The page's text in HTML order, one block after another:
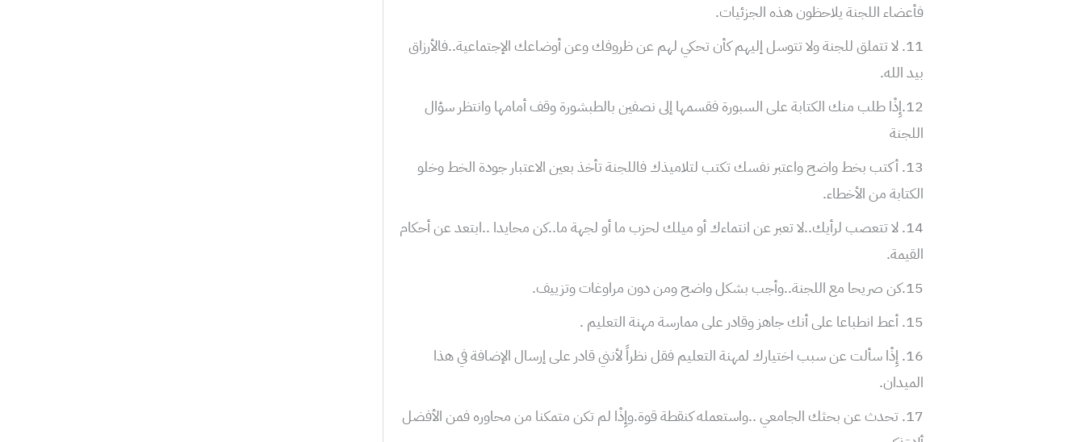
فأعضاء اللجنة يلاحظون هذه الجزئيات.
11. لا تتملق للجنة ولا تتوسل إليهم كأن تحكي لهم عن ظروفك وعن أوضاعك الإجتماعية..فالأرزاق
بيد الله.
12.إِذْا طلب منك الكتابة على السبورة فقسمها إلى نصفين بالطبشورة وقف أمامها وانتظر سؤال
اللجنة
13. أكتب بخط واضح واعتبر نفسك تكتب لتلاميذك فاللجنة تأخذ بعين الاعتبار جودة الخط وخلو
الكتابة من الأخطاء.
14. لا تتعصب لرأيك..لا تعبر عن انتماءك أو ميلك لحزب ما أو لجهة ما..كن محايدا ..ابتعد عن أحكام
القيمة.
15.كن صريحا مع اللجنة..وأجب بشكل واضح ومن دون مراوغات وتزييف.
15. أعط انطباعا على أنك جاهز وقادر على ممارسة مهنة التعليم .
16. إِذْا سألت عن سبب اختيارك لمهنة التعليم فقل نظراً لأنني قادر على إرسال الإضافة في هذا
الميدان.
17. تحدث عن بحثك الجامعي ..واستعمله كنقطة قوة.وإِذْا لم تكن متمكنا من محاوره فمن الأفضل